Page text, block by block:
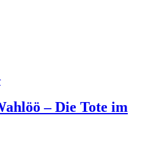
– Die Tote im